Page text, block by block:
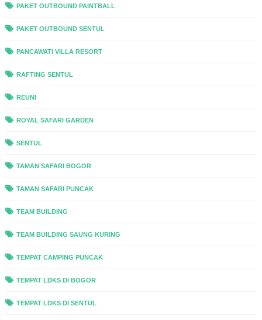
PAKET OUTBOUND PAINTBALL
PAKET OUTBOUND SENTUL
PANCAWATI VILLA RESORT
RAFTING SENTUL
REUNI
ROYAL SAFARI GARDEN
SENTUL
TAMAN SAFARI BOGOR
TAMAN SAFARI PUNCAK
TEAM BUILDING
TEAM BUILDING SAUNG KURING
TEMPAT CAMPING PUNCAK
TEMPAT LDKS DI BOGOR
TEMPAT LDKS DI SENTUL